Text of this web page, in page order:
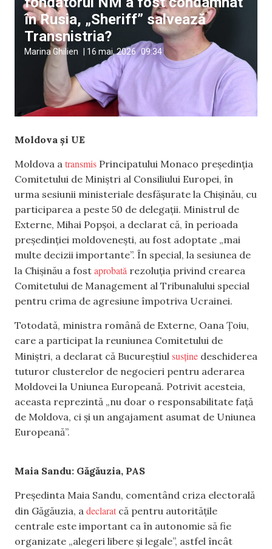
în Rusia, „Sheriff” salvează
Transnistria?
Marina Ghilien 16 mai, 2026 09:34
Moldova și UE
Moldova a transmis Principatului Monaco președinția
Comitetului de Miniștri al Consiliului Europei, în
urma sesiunii ministeriale desfășurate la Chișinău, cu
participarea a peste 50 de delegații. Ministrul de
Externe, Mihai Popșoi, a declarat că, în perioada
președinției moldovenești, au fost adoptate „mai
multe decizii importante”. În special, la sesiunea de
la Chișinău a fost aprobată rezoluția privind crearea
Comitetului de Management al Tribunalului special
pentru crima de agresiune împotriva Ucrainei.
Totodată, ministra română de Externe, Oana Țoiu,
care a participat la reuniunea Comitetului de
Miniștri, a declarat că Bucureștiul susține deschiderea
tuturor clusterelor de negocieri pentru aderarea
Moldovei la Uniunea Europeană. Potrivit acesteia,
aceasta reprezintă „nu doar o responsabilitate față
de Moldova, ci și un angajament asumat de Uniunea
Europeană”.
Maia Sandu: Găgăuzia, PAS
Președinta Maia Sandu, comentând criza electorală
din Găgăuzia, a declarat că pentru autoritățile
centrale este important ca în autonomie să fie
organizate „alegeri libere și legale”, astfel încât